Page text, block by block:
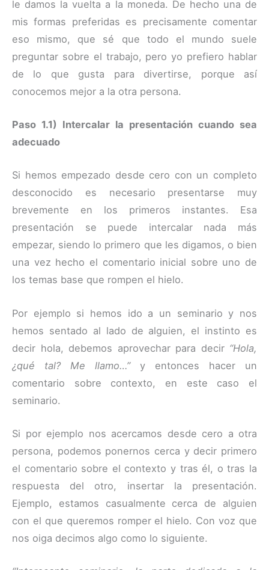
le damos la vuelta a la moneda. De hecho una de
mis formas preferidas es precisamente comentar
eso mismo, que sé que todo el mundo suele
preguntar sobre el trabajo, pero yo prefiero hablar
de lo que gusta para divertirse, porque así
conocemos mejor a la otra persona.
Paso 1.1) Intercalar la presentación cuando sea
adecuado
Si hemos empezado desde cero con un completo
desconocido es necesario presentarse muy
brevemente en los primeros instantes. Esa
presentación se puede intercalar nada más
empezar, siendo lo primero que les digamos, o bien
una vez hecho el comentario inicial sobre uno de
los temas base que rompen el hielo.
Por ejemplo si hemos ido a un seminario y nos
hemos sentado al lado de alguien, el instinto es
decir hola, debemos aprovechar para decir “Hola,
¿qué tal? Me llamo…”y entonces hacer un
comentario sobre contexto, en este caso el
seminario.
Si por ejemplo nos acercamos desde cero a otra
persona, podemos ponernos cerca y decir primero
el comentario sobre el contexto y tras él, o tras la
respuesta del otro, insertar la presentación.
Ejemplo, estamos casualmente cerca de alguien
con el que queremos romper el hielo. Con voz que
nos oiga decimos algo como lo siguiente.